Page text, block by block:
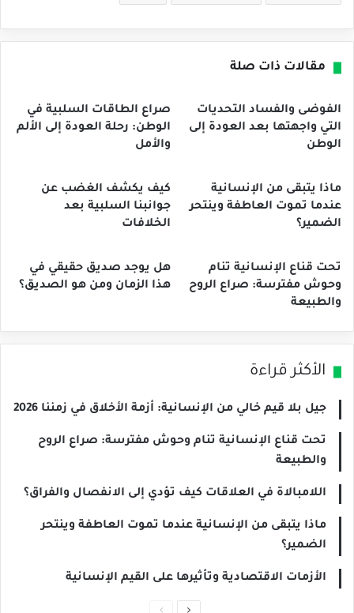
مقالات ذات صلة
الفوضى والفساد التحديات
التي واجهتها بعد العودة إلى
الوطن
صراع الطاقات السلبية في
الوطن: رحلة العودة إلى الألم
والأمل
ماذا يتبقى من الإنسانية
عندما تموت العاطفة وينتحر
الضمير؟
كيف يكشف الغضب عن
جوانبنا السلبية بعد
الخلافات
تحت قناع الإنسانية تنام
وحوش مفترسة: صراع الروح
والطبيعة
هل يوجد صديق حقيقي في
هذا الزمان ومن هو الصديق؟
الأكثر قراءة
جيل بلا قيم خالي من الإنسانية: أزمة الأخلاق في زمننا 2026
تحت قناع الإنسانية تنام وحوش مفترسة: صراع الروح
والطبيعة
اللامبالاة في العلاقات كيف تؤدي إلى الانفصال والفراق؟
ماذا يتبقى من الإنسانية عندما تموت العاطفة وينتحر
الضمير؟
الأزمات الاقتصادية وتأثيرها على القيم الإنسانية